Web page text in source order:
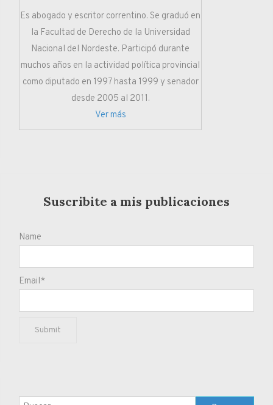
Es abogado y escritor correntino. Se graduó en
la Facultad de Derecho de la Universidad
Nacional del Nordeste. Participó durante
muchos años en la actividad política provincial
como diputado en 1997 hasta 1999 y senador
desde 2005 al 2011.
Ver más
Suscribite a mis publicaciones
Name
Email*